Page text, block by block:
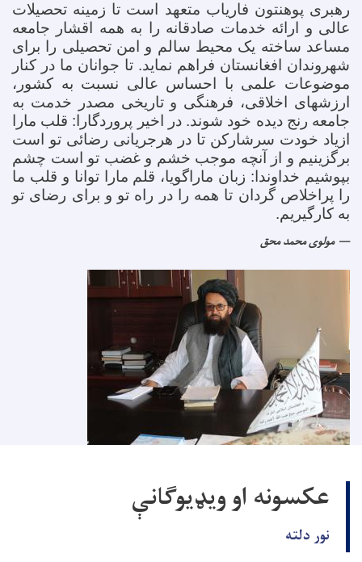
رهبری پوهنتون فاریاب متعهد است تا زمینه تحصیلات
عالی و ارائه خدمات صادقانه را به همه اقشار جامعه
مساعد ساخته یک محیط سالم و امن تحصیلی را برای
شهروندان افغانستان فراهم نماید. تا جوانان ما در کنار
موضوعات علمی با احساس عالی نسبت به کشور،
ارزشهای اخلاقی، فرهنگی و تاریخی مصدر خدمت به
جامعه رنج دیده خود شوند. در اخیر پروردگارا: قلب مارا
ازیاد خودت سرشارکن تا در هرجریانی رضائی تو است
برگزینیم و از آنچه موجب خشم و غضب تو است چشم
بپوشیم خداوندا: زبان ماراگویا، قلم مارا توانا و قلب ما
را پراخلاص گردان تا همه را در راه تو و برای رضای تو
به کارگیریم.
مولوی محمد محق
عکسونه او ویډیوګانې
نور دلته